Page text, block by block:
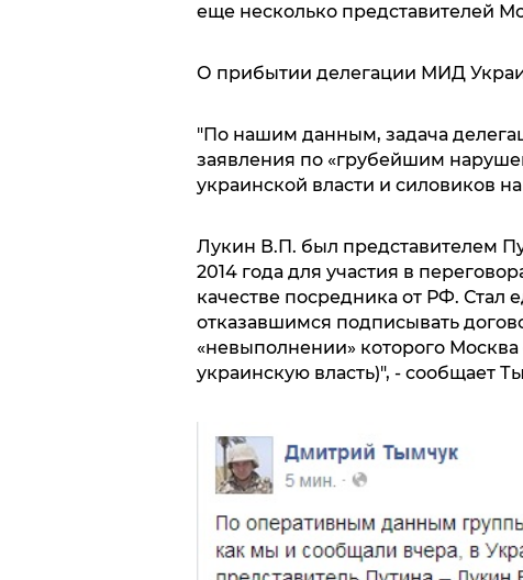
еще несколько представителей
О прибытии делегации МИД
"По нашим данным, задача
заявления по «грубейшим
украинской власти и силовиков
Лукин В.П. был представителем
2014 года для участия в
качестве посредника от РФ. Стал
отказавшимся подписывать
«невыполнении» которого
украинскую власть)", - сообщает